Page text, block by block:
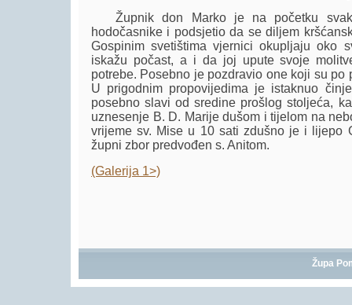
Župnik don Marko je na početku
hodočasnike i podsjetio da se diljem
Gospinim svetištima vjernici okupljaju oko
iskažu počast, a i da joj upute svoje
potrebe. Posebno je pozdravio one koji su po
U prigodnim propovijedima je istaknuo
posebno slavi od sredine prošlog stoljeća,
uznesenje B. D. Marije dušom i tijelom na
vrijeme sv. Mise u 10 sati zdušno je i lijepo
župni zbor predvođen s. Anitom.
(Galerija 1>)
Župa